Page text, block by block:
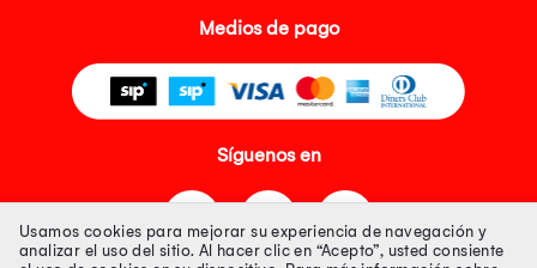
Medios de pago
Síguenos en
Usamos cookies para mejorar su experiencia de navegación y
analizar el uso del sitio. Al hacer clic en “Acepto”, usted consiente